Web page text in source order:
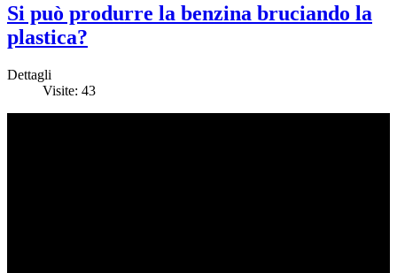
Si può produrre la benzina bruciando la
plastica?
Dettagli
Visite: 43